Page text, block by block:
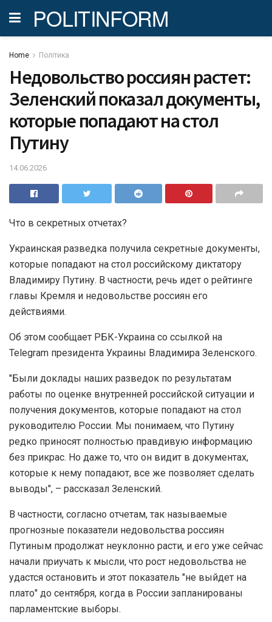
POLITINFORM
Home Політика
Недовольство россиян растет:
Зеленский показал документы,
которые попадают на стол
Путину
14.06.2026
Что в секретных отчетах?
Украинская разведка получила секретные документы,
которые попадают на стол российскому диктатору
Владимиру Путину. В частности, речь идет о рейтинге
главы Кремля и недовольстве россиян его
действиями.
Об этом сообщает РБК-Украина со ссылкой на
Telegram президента Украины Владимира Зеленского.
"Были доклады наших разведок по результатам
работы по оценке внутренней российской ситуации и
получения документов, которые попадают на стол
руководителю России. Мы понимаем, что Путину
редко приносят полностью правдивую информацию
без прикрас. Но даже то, что он видит в документах,
которые к нему попадают, все же позволяет сделать
выводы", – рассказал Зеленский.
В частности, согласно отчетам, так называемые
прогнозные показатели недовольства россиян
Путиным продолжат неуклонно расти, и его уже сейчас
начали приучать к мысли, что рост недовольства не
удастся остановить и этот показатель "не выйдет на
плато" до сентября, когда в России запланированы
парламентские выборы.